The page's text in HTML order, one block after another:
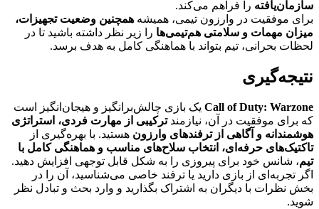
سازمان‌یافته را فراهم می‌کند.
برای موفقیت در وارزون تیمی، همیشه همچنین وضعیت تجهیزات،
میزان مهمات و سلامتی هم‌تیمی‌ها را زیر نظر داشته باشید تا در
لحظات بحرانی، تیم بتواند با هماهنگی کامل به هدف برسد.
نتیجه‌گیری
Call of Duty: Warzone یک بازی چالش‌برانگیز و هیجان‌انگیز است
که برای موفقیت در آن، نیازمندترکیبی از مهارت فردی، استراتژی
هوشمندانه و آگاهی از ترفندهای وارزون هستید. با بهره‌گیری از
تاکتیک‌های حرفه‌ای، انتخاب سلاح‌های مناسب و هماهنگی کامل با
تیم، شانس خود برای پیروزی را به شکل قابل توجهی افزایش دهید.
اگر تجربه‌ای از بازی دارید یا ترفند خاصی می‌شناسید، آن را در
بخش نظرات با دیگران به اشتراک بگذارید و وارد بحث و تبادل نظر
شوید.